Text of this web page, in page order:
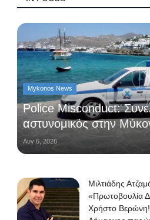
Mykonos News
Police Misconduct:
αστυνομικός στην
Αυγ 6, 2026
Μιλτιάδης
«Πρωτοβουλία
Χρήστο